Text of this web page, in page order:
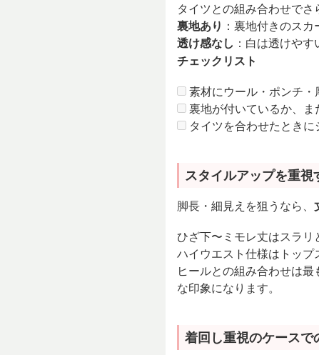
タイツとの組み合わせでさ
裏地あり ：裏地付きのス
透け感なし ：白は透けや
チェックリスト
素材にウール・ポンチ
裏地が付いているか、
タイツを合わせたとき
スタイルアップを重視
脚長・細見えを狙うなら、
ひざ下〜ミモレ丈はスラリ
ハイウエスト仕様はトップ
ヒールとの組み合わせは
な印象になります。
着回し重視のケースで